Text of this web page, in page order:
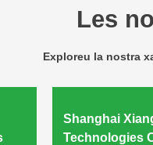
Les
Exploreu la nostra
Shanghai
Technologies